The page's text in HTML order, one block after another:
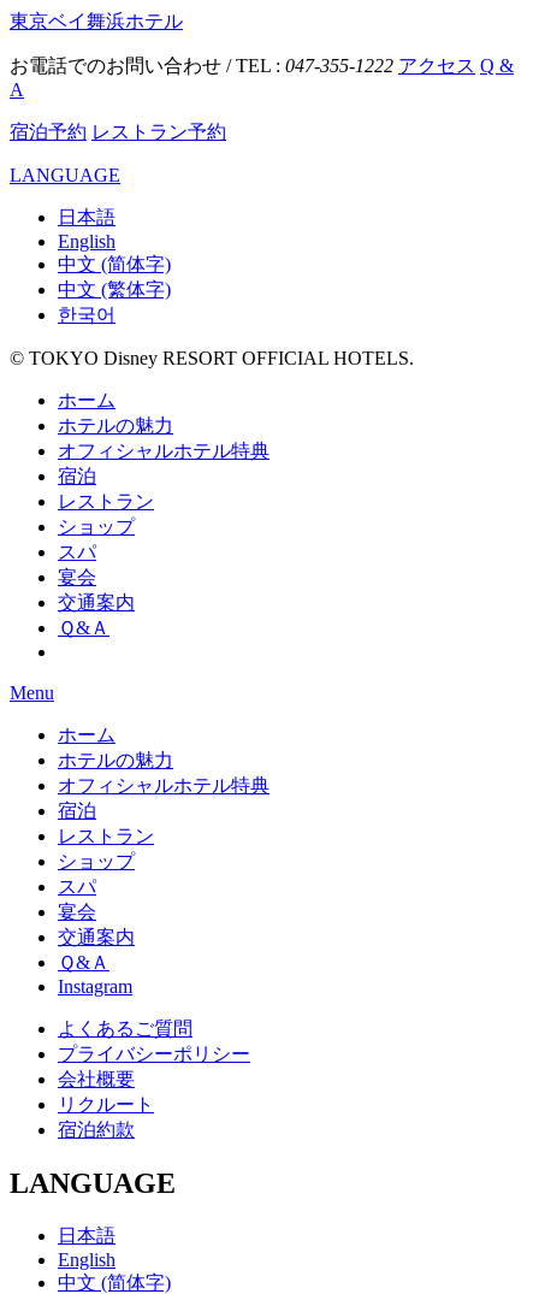
東京ベイ舞浜ホテル
お電話でのお問い合わせ / TEL : 047-355-1222 アクセス Q &
A
宿泊予約 レストラン予約
LANGUAGE
日本語
English
中文 (简体字)
中文 (繁体字)
한국어
© TOKYO Disney RESORT OFFICIAL HOTELS.
ホーム
ホテルの魅力
オフィシャルホテル特典
宿泊
レストラン
ショップ
スパ
宴会
交通案内
Ｑ&Ａ
Menu
ホーム
ホテルの魅力
オフィシャルホテル特典
宿泊
レストラン
ショップ
スパ
宴会
交通案内
Ｑ&Ａ
Instagram
よくあるご質問
プライバシーポリシー
会社概要
リクルート
宿泊約款
LANGUAGE
日本語
English
中文 (简体字)